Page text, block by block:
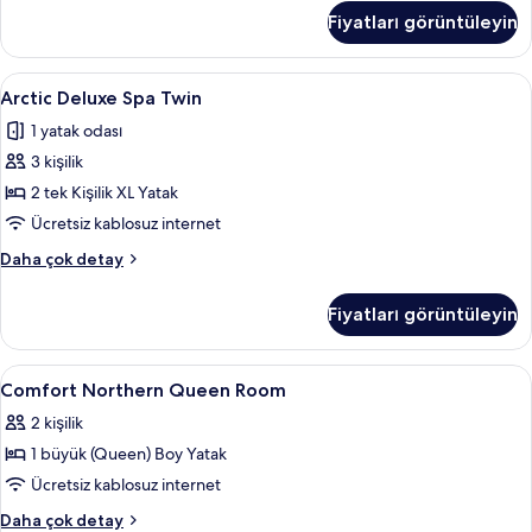
daha
fazla
detay
Fiyatları görüntüleyin
Arctic
Deluxe
Spa
Twin
için
tüm
fotoğrafları
görün
Kaliteli yatak takımı, memory foam
1
Arctic Deluxe Spa Twin
1 yatak odası
3 kişilik
2 tek Kişilik XL Yatak
Ücretsiz kablosuz internet
Daha çok detay
Arctic
hakkında
daha
fazla
Fiyatları görüntüleyin
Comfort
Northern
Queen
Room
için
tüm
Kaliteli yatak takımı, memory foam
8
Comfort Northern Queen Room
2 kişilik
1 büyük (Queen) Boy Yatak
Ücretsiz kablosuz internet
Daha çok detay
Comfort